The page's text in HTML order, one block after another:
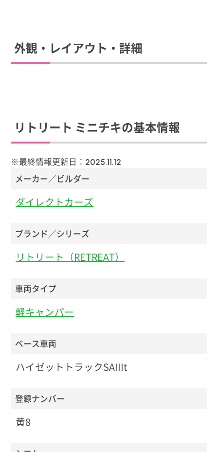
外観・レイアウト・詳細
リトリート ミニチキの基本情報
※最終情報更新日： 2025.11.12
メーカー／ビルダー
ダイレクトカーズ
ブランド／シリーズ
リトリート（RETREAT）
車両タイプ
軽キャンパー
ベース車両
ハイゼットトラックSAIIIt
登録ナンバー
黄8